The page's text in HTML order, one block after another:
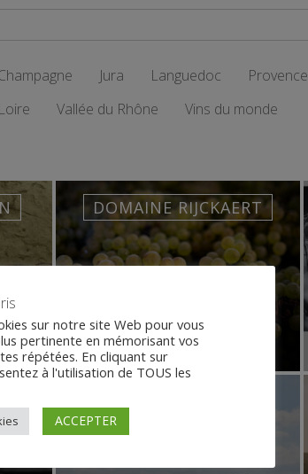
Jura Languedoc Provence
Vallée du Rhône Vins du monde
DOMAINE RIJCKAERT
sur notre site Web pour vous
pertinente en mémorisant vos
répétées. En cliquant sur
à l'utilisation de TOUS les
ACCEPTER